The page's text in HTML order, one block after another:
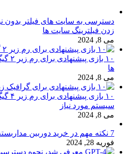
دسترسی به سایت های فیلتر بدون
زدن فیلترینگ سایت ها
می 8, 2024
۱۰
ها
می 8, 2024
۱۰
سیستم مورد نیاز
می 8, 2024
7 نکته مهم در خرید دوربین مداربسته + راهنمای خرید
فوریه 28, 2024